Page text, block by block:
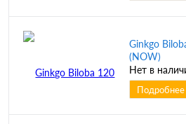
Ginkgo
(NOW)
Нет в
Подробнее